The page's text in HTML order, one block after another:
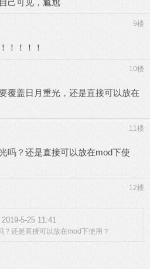
己可见，尴尬
9楼
！！！！
10楼
覆盖日月重光，还是直接可以放在
11楼
吗？还是直接可以放在mod下使
12楼
5-25 11:41
？还是直接可以放在mod下使用？